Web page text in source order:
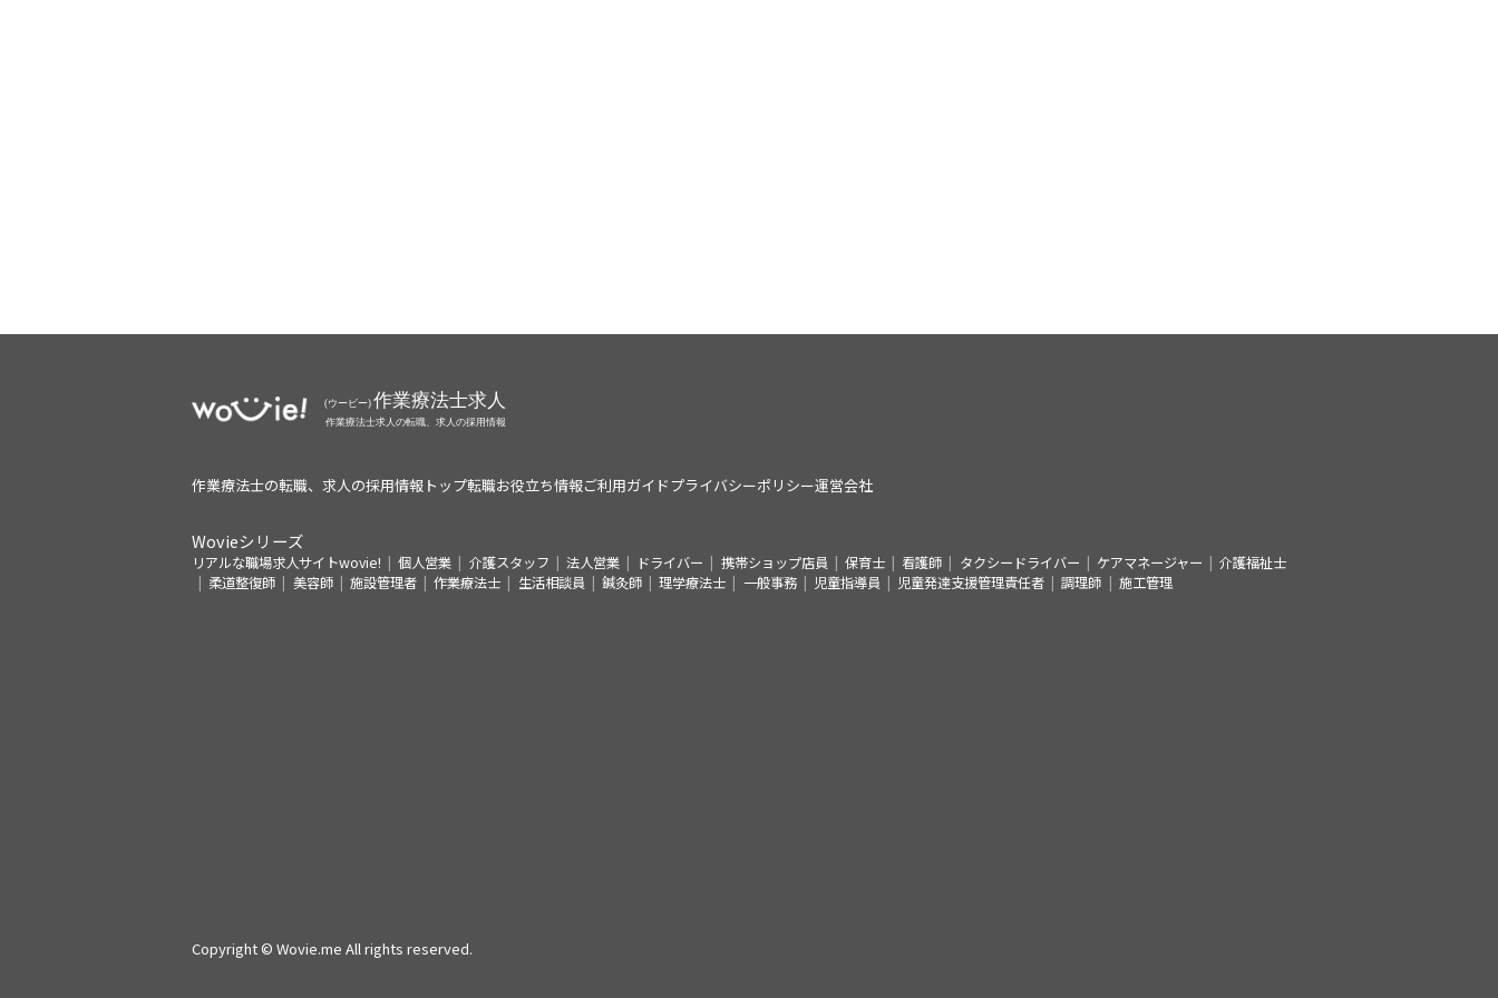
作業療法士の転職、求人の採用情報トップ転職お役立ち情報ご利用ガイドプライバシーポリシー運営会社
Wovieシリーズ
リアルな職場求人サイトwovie! 個人営業 介護スタッフ 法人営業 ドライバー 携帯ショップ店員 保育士 看護師 タクシードライバー ケアマネージャー
介護福祉士
柔道整復師
美容師 施設管理者 作業療法士 生活相談員 鍼灸師 理学療法士 一般事務 児童指導員 児童発達支援管理責任者 調理師 施工管理
Copyright © Wovie.me All rights reserved.